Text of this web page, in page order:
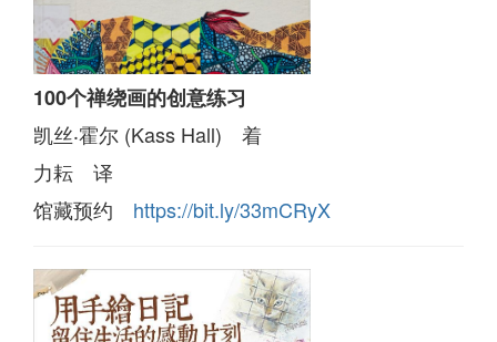
100个禅绕画的创意练习
凯丝‧霍尔 (Kass Hall) 着
力耘 译
馆藏预约 https://bit.ly/33mCRyX